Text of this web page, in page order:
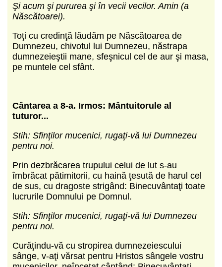
Şi acum şi pururea şi în vecii vecilor. Amin (a
Născătoarei).
Toţi cu credinţă lăudăm pe Născătoarea de
Dumnezeu, chivotul lui Dumnezeu, năstrapa
dumnezeieştii mane, sfeşnicul cel de aur şi masa,
pe muntele cel sfânt.
Cântarea a 8-a. Irmos: Mântuitorule al
tuturor...
Stih: Sfinţilor mucenici, rugaţi-vă lui Dumnezeu
pentru noi.
Prin dezbrăcarea trupului celui de lut s-au
îmbrăcat pătimitorii, cu haină ţesută de harul cel
de sus, cu dragoste strigând: Binecuvântaţi toate
lucrurile Domnului pe Domnul.
Stih: Sfinţilor mucenici, rugaţi-vă lui Dumnezeu
pentru noi.
Curăţindu-vă cu stropirea dumnezeiescului
sânge, v-aţi vărsat pentru Hristos sângele vostru